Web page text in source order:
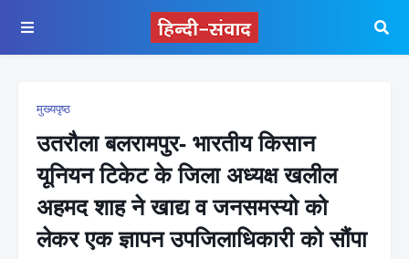
मुख्यपृष्ठ
उतरौला बलरामपुर- भारतीय किसान
यूनियन टिकेट के जिला अध्यक्ष खलील
अहमद शाह ने खाद्य व जनसमस्यो को
लेकर एक ज्ञापन उपजिलाधिकारी को सौंपा